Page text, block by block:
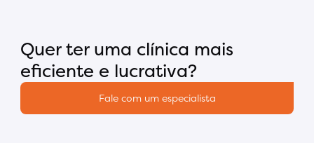
Quer ter uma clínica mais
eficiente e lucrativa?
Fale com um especialista